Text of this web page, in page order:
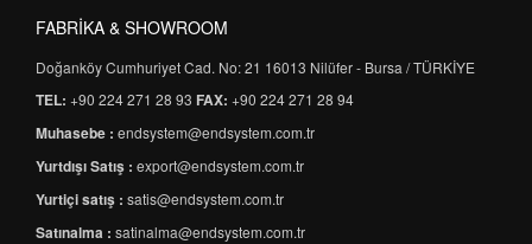
FABRİKA & SHOWROOM
Doğanköy Cumhuriyet Cad. No: 21 16013 Nilüfer - Bursa / TÜRKİYE
TEL: +90 224 271 28 93 FAX: +90 224 271 28 94
Muhasebe : endsystem@endsystem.com.tr
Yurtdışı Satış : export@endsystem.com.tr
Yurtiçi satış : satis@endsystem.com.tr
Satınalma : satinalma@endsystem.com.tr